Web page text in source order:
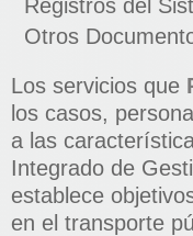
Registros del
Otros
Los servicios que
los casos,
a las
Integrado de
establece
en el transporte